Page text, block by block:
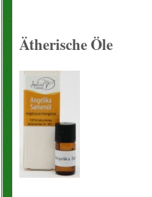
Kontakt
Blogartikel
Ätherische Öle